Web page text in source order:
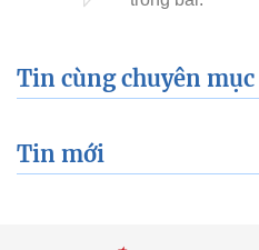
Tin cùng chuyên mục
Tin mới